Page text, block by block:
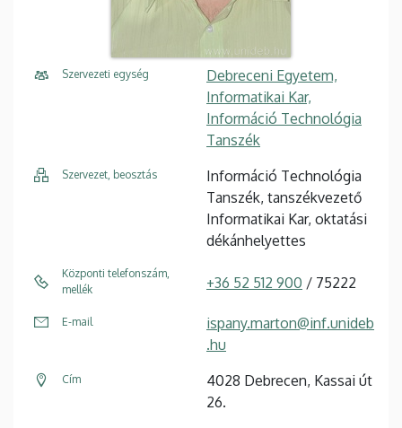
Szervezeti egység
Debreceni Egyetem,
Informatikai Kar,
Információ Technológia
Tanszék
Szervezet, beosztás
Információ Technológia
Tanszék, tanszékvezető
Informatikai Kar, oktatási
dékánhelyettes
Központi telefonszám,
mellék
+36 52 512 900 / 75222
E-mail
ispany.marton@inf.unideb
.hu
Cím
4028 Debrecen, Kassai út
26.